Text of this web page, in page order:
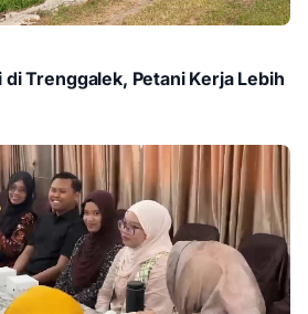
Trenggalek, Petani Kerja Lebih